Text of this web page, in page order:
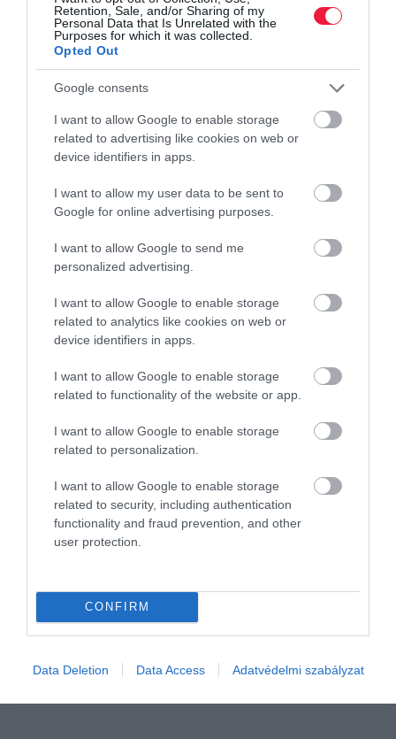
Retention, Sale, and/or Sharing of my
Personal Data that Is Unrelated with the
Purposes for which it was collected.
Opted Out
Google consents
I want to allow Google to enable storage
related to advertising like cookies on web or
device identifiers in apps.
I want to allow my user data to be sent to
Google for online advertising purposes.
I want to allow Google to send me
personalized advertising.
I want to allow Google to enable storage
related to analytics like cookies on web or
device identifiers in apps.
I want to allow Google to enable storage
related to functionality of the website or app.
I want to allow Google to enable storage
related to personalization.
I want to allow Google to enable storage
related to security, including authentication
functionality and fraud prevention, and other
user protection.
CONFIRM
Data Deletion Data Access Adatvédelmi szabályzat
Bár az elektromos átállás lassabb üteme miatt sok kritika érte a
céget, a 2026 első féléves adatok alapján a Toyota továbbra is
magabiztosan őrzi vezető pozícióját a világ legnagyobb